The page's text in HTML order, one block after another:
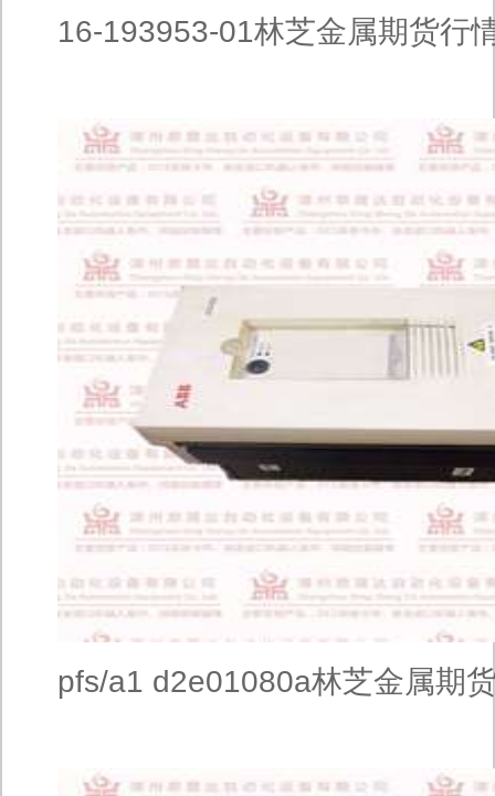
16-193953-01林芝金属期货行
pfs/a1 d2e01080a林芝金属期